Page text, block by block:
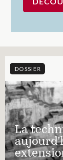
DOSSIER
La